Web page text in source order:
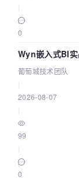
0
Wyn嵌入式BI
数联动全闭环
葡萄城技术团队
2026-08-07
99
0